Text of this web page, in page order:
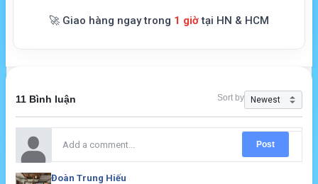
🚀 Giao hàng ngay trong 1 giờtại HN & HCM
11 Bình luận Sort by
Post
Đoàn Trung Hiếu